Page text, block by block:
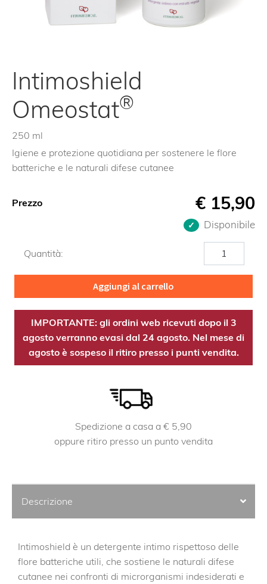
Intimoshield
Omeostat®
250 ml
Igiene e protezione quotidiana per sostenere le flore
batteriche e le naturali difese cutanee
Prezzo € 15,90
Disponibile
Quantità:
Intimoshield
quantità
Aggiungi al carrello
IMPORTANTE: gli ordini web ricevuti dopo il 3
agosto verranno evasi dal 24 agosto. Nel mese di
agosto è sospeso il ritiro presso i punti vendita.
Spedizione a casa a € 5,90
oppure ritiro presso un punto vendita
Descrizione
Intimoshield è un detergente intimo rispettoso delle
flore batteriche utili, che sostiene le naturali difese
cutanee nei confronti di microrganismi indesiderati e